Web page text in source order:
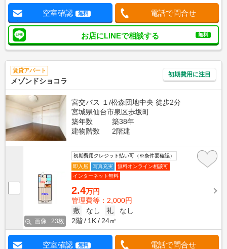
空室確認 無料 電話で問合せ
お店にLINEで相談する 無料
賃貸アパート
メゾンドショコラ
初期費用に注目
宮交バス １/松森団地中央 徒歩2分
宮城県仙台市泉区歩坂町
築年数
築38年
建物階数
2階建
画像 : 23枚
初期費用クレジット払い可（※条件要確認）
即入居
写真充実
無料オンライン相談可
インターネット無料
2.4万円
管理費等：2,000円
敷
なし 礼
なし
2階
1K 24㎡
空室確認 無料 電話で問合せ